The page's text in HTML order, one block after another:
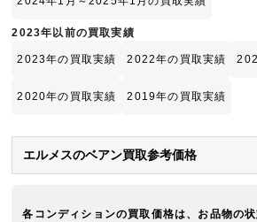
2023年以前の買取実績
2023年の買取実績 2022年の買取実績
2020年の買取実績 2019年の買取実績
エルメスのベアン買取参考価格
各コンディションの買取価格は、お品物の